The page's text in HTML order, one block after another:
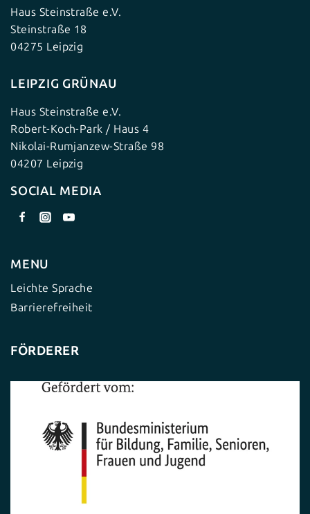
Haus Steinstraße e.V.
Steinstraße 18
04275 Leipzig
LEIPZIG GRÜNAU
Haus Steinstraße e.V.
Robert-Koch-Park / Haus 4
Nikolai-Rumjanzew-Straße 98
04207 Leipzig
SOCIAL MEDIA
MENU
Leichte Sprache
Barrierefreiheit
FÖRDERER